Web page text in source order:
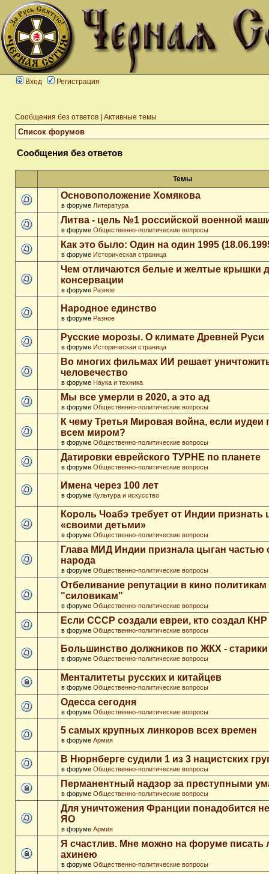
Вход Регистрация
Сообщения без ответов Активные темы
Список форумов
Сообщения без ответов
Темы
Основоположение Хомякова
в форуме Литература
Литва - цель №1 российской военной
в форуме Общественно-политические вопросы
Как это было: Один на один 1995
в форуме Историческая страница
Чем отличаются белые и желтые крышки
консервации
в форуме Разное
Народное единство
в форуме Разное
Русские морозы. О климате Древней Руси
в форуме Историческая страница
Во многих фильмах ИИ решает
человечество
в форуме Наука и техника
Мы все умерли в 2020, а это ад
в форуме Общественно-политические вопросы
К чему Третья Мировая война, если иудеи
всем миром?
в форуме Общественно-политические вопросы
Датировки еврейского ТУРНЕ по планете
в форуме Общественно-политические вопросы
Имена через 100 лет
в форуме Культура и искусство
Король Чоабэ требует от Индии признать
«своими детьми»
в форуме Общественно-политические вопросы
Глава МИД Индии признала цыган частью
народа
в форуме Общественно-политические вопросы
Отбеливание репутации в кино политикам
"силовикам"
в форуме Общественно-политические вопросы
Если СССР создали евреи, кто создал
в форуме Общественно-политические вопросы
Большинство должников по ЖКХ - старики
в форуме Общественно-политические вопросы
Менталитеты русских и китайцев
в форуме Общественно-политические вопросы
Одесса сегодня
в форуме Общественно-политические вопросы
5 самых крупных линкоров всех времен
в форуме Армия
В Нюрнберге судили 1 из 3 нацистских
в форуме Общественно-политические вопросы
Перманентный надзор за преступными
в форуме Общественно-политические вопросы
Для уничтожения Франции понадобится
ЯО
в форуме Армия
Я счастлив. Мне можно на форуме
ахинею
в форуме Общественно-политические вопросы